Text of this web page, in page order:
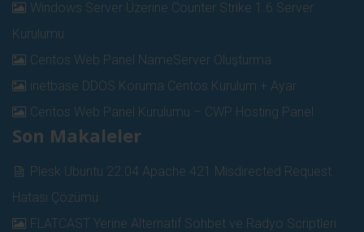
Windows Server Üzerine Counter Strike 1.6 Server
Kurulumu
Centos Web Panel NameServer Oluşturma
inetbase DDOS Koruma Centos Kurulum + Ayar
Centos Web Panel Kurulumu – CWP Hosting Panel
Son Makaleler
Plesk Ubuntu 22.04 Apache 421 Misdirected Request
Hatası Çözümü
FLATCAST Yerine Alternatif Sohbet ve Radyo Scriptleri